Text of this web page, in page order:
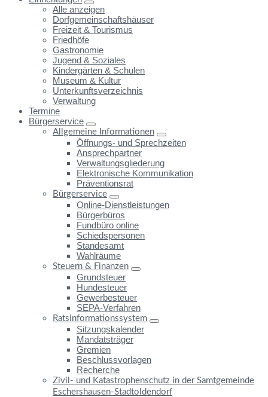
Alle anzeigen
Dorfgemeinschaftshäuser
Freizeit & Tourismus
Friedhöfe
Gastronomie
Jugend & Soziales
Kindergärten & Schulen
Museum & Kultur
Unterkunftsverzeichnis
Verwaltung
Termine
Bürgerservice
Allgemeine Informationen
Öffnungs- und Sprechzeiten
Ansprechpartner
Verwaltungsgliederung
Elektronische Kommunikation
Präventionsrat
Bürgerservice
Online-Dienstleistungen
Bürgerbüros
Fundbüro online
Schiedspersonen
Standesamt
Wahlräume
Steuern & Finanzen
Grundsteuer
Hundesteuer
Gewerbesteuer
SEPA-Verfahren
Ratsinformationssystem
Sitzungskalender
Mandatsträger
Gremien
Beschlussvorlagen
Recherche
Zivil- und Katastrophenschutz in der Samtgemeinde
Eschershausen-Stadtoldendorf